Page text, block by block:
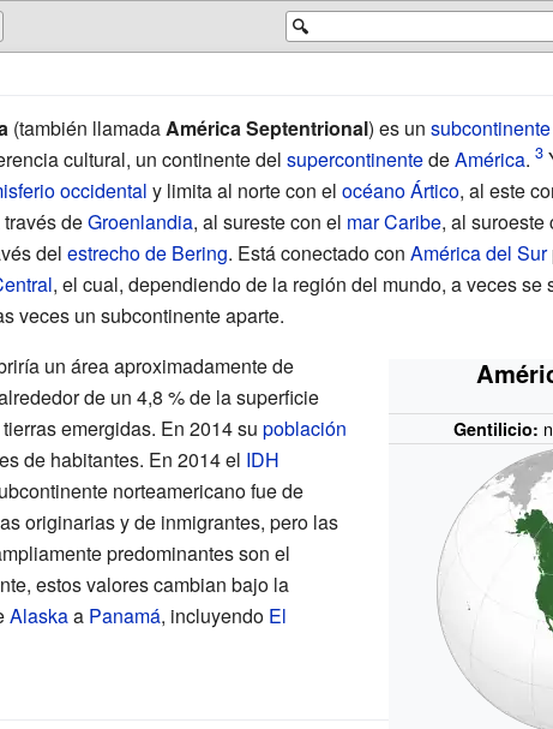
🔍
(también llamada América Septentrional) es un subcontinente
cultural, un continente del supercontinentedeAmérica.
occidental y limita al norte con el océano Ártico, al este
través deGroenlandia, al sureste con el mar Caribe, al suroeste
del estrecho de Bering. Está conectado con América del Sur
, el cual, dependiendo de la región del mundo, a veces se
veces un subcontinente aparte.
Gentilicio:
un área aproximadamente de
de un 4,8 % de la superficie
emergidas. En 2014 su población
de habitantes. En 2014 el IDH
norteamericano fue de
originarias y de inmigrantes, pero las
predominantes son el
estos valores cambian bajo la
Alaskaa Panamá, incluyendo El